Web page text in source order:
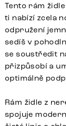
Tento rám
ti nabízí zcela
odpružení
sedíš v
se soustředit
přizpůsobí a
optimálně
Rám židle z
spojuje